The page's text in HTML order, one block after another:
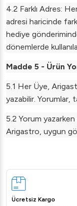
4.2 Farklı Adres:
adresi haricinde
hediye
dönemlerde
Madde 5 - Ürün
5.1 Her Üye,
yazabilir. Yorumlar,
5.2 Yorum yazarken
Arigastro, uygun
Ücretsiz Kargo